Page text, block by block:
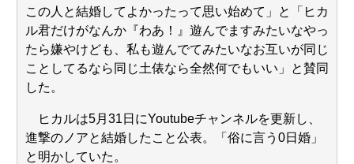
この人と結婚してよかったって思い始めて」と「ヒカ
ル君だけがなんか『わあ！』遊んでますみたいなやっ
たら嫌やけども、私も遊んでてみたいなお互いが同じ
ことしてるなら同じ土俵なら全然何でもいい」と賛同
した。
ヒカルは5月31日にYoutubeチャンネルを更新し、
進撃のノアと結婚したこと公表。「俗に言う0日婚」
と明かしていた。